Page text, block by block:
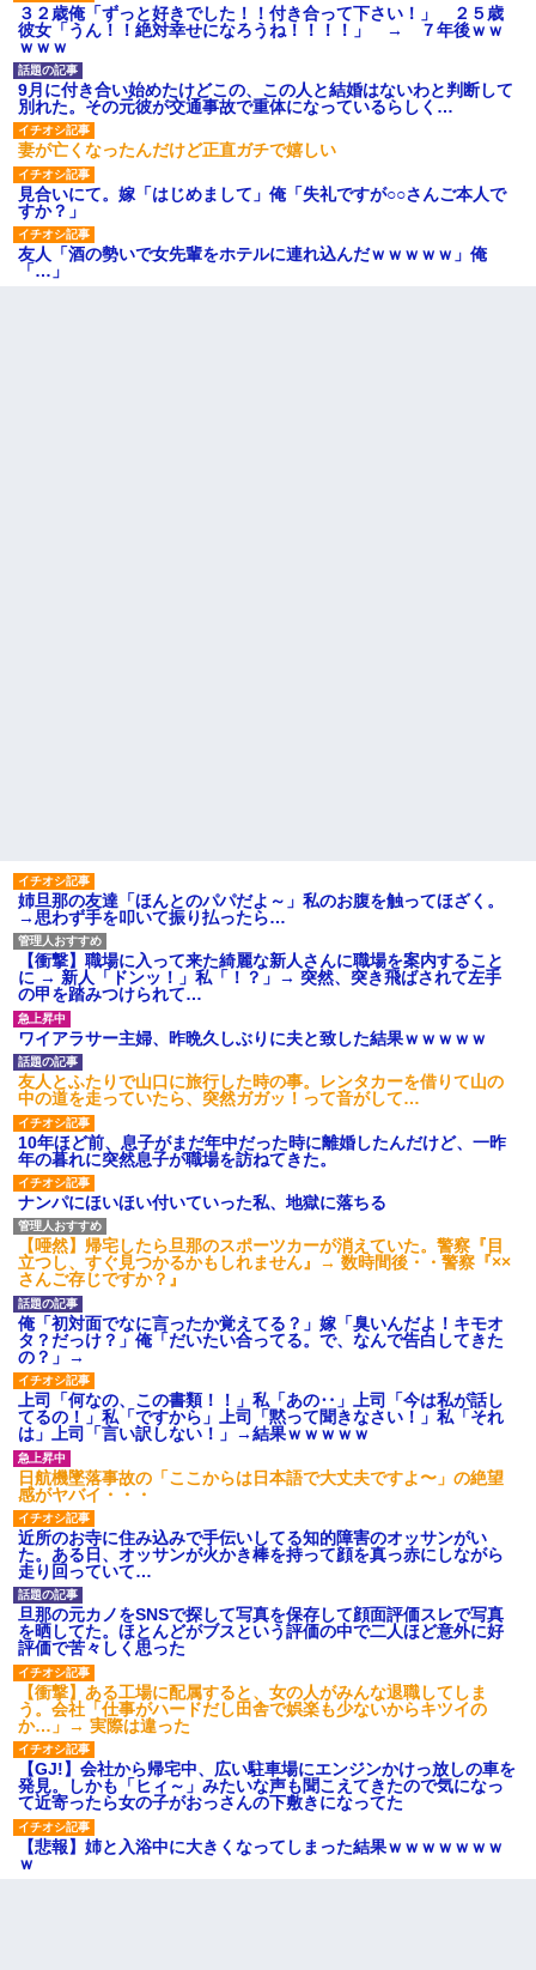
３２歳俺「ずっと好きでした！！付き合って下さい！」 ２５歳
彼女「うん！！絶対幸せになろうね！！！！」 → ７年後ｗｗ
ｗｗｗ
9月に付き合い始めたけどこの、この人と結婚はないわと判断して
別れた。その元彼が交通事故で重体になっているらしく…
妻が亡くなったんだけど正直ガチで嬉しい
見合いにて。嫁「はじめまして」俺「失礼ですが○○さんご本人で
すか？」
友人「酒の勢いで女先輩をホテルに連れ込んだｗｗｗｗｗ」俺
「…」
姉旦那の友達「ほんとのパパだよ～」私のお腹を触ってほざく。
→思わず手を叩いて振り払ったら…
【衝撃】職場に入って来た綺麗な新人さんに職場を案内すること
に → 新人「ドンッ！」私「！？」→ 突然、突き飛ばされて左手
の甲を踏みつけられて…
ワイアラサー主婦、昨晩久しぶりに夫と致した結果ｗｗｗｗｗ
友人とふたりで山口に旅行した時の事。レンタカーを借りて山の
中の道を走っていたら、突然ガガッ！って音がして…
10年ほど前、息子がまだ年中だった時に離婚したんだけど、一昨
年の暮れに突然息子が職場を訪ねてきた。
ナンパにほいほい付いていった私、地獄に落ちる
【唖然】帰宅したら旦那のスポーツカーが消えていた。警察『目
立つし、すぐ見つかるかもしれません』→ 数時間後・・警察『××
さんご存じですか？』
俺「初対面でなに言ったか覚えてる？」嫁「臭いんだよ！キモオ
タ？だっけ？」俺「だいたい合ってる。で、なんで告白してきた
の？」→
上司「何なの、この書類！！」私「あの‥」上司「今は私が話し
てるの！」私「ですから」上司「黙って聞きなさい！」私「それ
は」上司「言い訳しない！」→結果ｗｗｗｗｗ
日航機墜落事故の「ここからは日本語で大丈夫ですよ〜」の絶望
感がヤバイ・・・
近所のお寺に住み込みで手伝いしてる知的障害のオッサンがい
た。ある日、オッサンが火かき棒を持って顔を真っ赤にしながら
走り回っていて…
旦那の元カノをSNSで探して写真を保存して顔面評価スレで写真
を晒してた。ほとんどがブスという評価の中で二人ほど意外に好
評価で苦々しく思った
【衝撃】ある工場に配属すると、女の人がみんな退職してしま
う。会社「仕事がハードだし田舎で娯楽も少ないからキツイの
か…」→ 実際は違った
【GJ!】会社から帰宅中、広い駐車場にエンジンかけっ放しの車を
発見。しかも「ヒィ～」みたいな声も聞こえてきたので気になっ
て近寄ったら女の子がおっさんの下敷きになってた
【悲報】姉と入浴中に大きくなってしまった結果ｗｗｗｗｗｗｗ
ｗ